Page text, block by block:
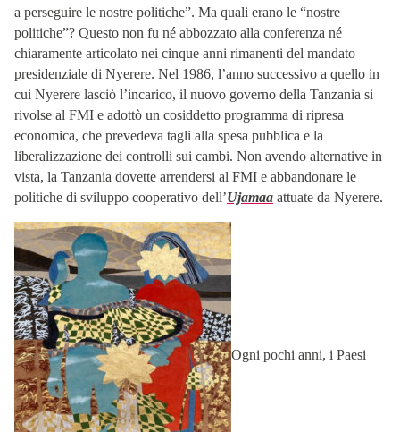
a perseguire le nostre politiche”. Ma quali erano le “nostre
politiche”? Questo non fu né abbozzato alla conferenza né
chiaramente articolato nei cinque anni rimanenti del mandato
presidenziale di Nyerere. Nel 1986, l’anno successivo a quello in
cui Nyerere lasciò l’incarico, il nuovo governo della Tanzania si
rivolse al FMI e adottò un cosiddetto programma di ripresa
economica, che prevedeva tagli alla spesa pubblica e la
liberalizzazione dei controlli sui cambi. Non avendo alternative in
vista, la Tanzania dovette arrendersi al FMI e abbandonare le
politiche di sviluppo cooperativo dell’Ujamaa attuate da Nyerere.
Ogni pochi anni, i Paesi